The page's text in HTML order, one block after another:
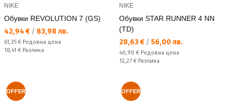
NIKE
Обувки REVOLUTION 7 (GS)
Текуща цена:
42,94 € / 83,98 лв.
Редовна цена:
61,35 € Редовна цена
Спестявате:
18,41 € Разлика
NIKE
Обувки STAR RUNNER 4 NN
(TD)
Текуща цена:
28,63 € / 56,00 лв.
Редовна цена:
40,90 € Редовна цена
Спестявате:
12,27 € Разлика
OFFER OFFER